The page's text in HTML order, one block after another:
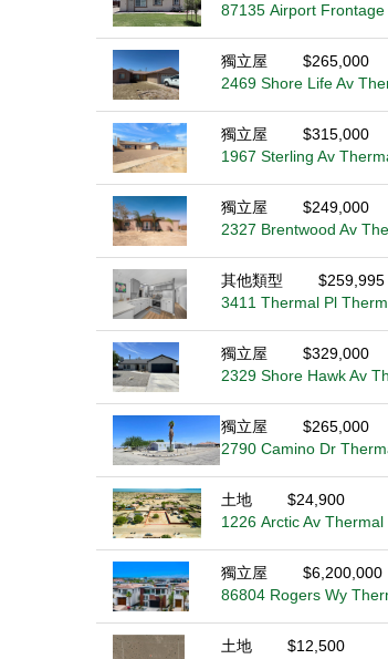
87135 Airport
獨立屋
$265,000
2469 Shore Life Av
獨立屋
$315,000
1967 Sterling Av
獨立屋
$249,000
2327 Brentwood Av
其他類型
$259,995
3411 Thermal Pl
獨立屋
$329,000
2329 Shore Hawk Av
獨立屋
$265,000
2790 Camino Dr
土地
$24,900
1226 Arctic Av Thermal
獨立屋
$6,200,000
86804 Rogers Wy
土地
$12,500